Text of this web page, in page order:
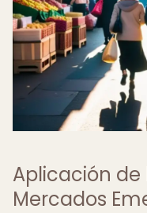
Aplicación de
Mercados